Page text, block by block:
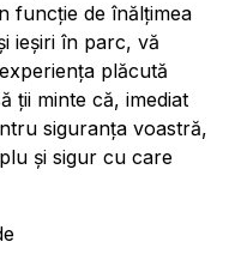
funcție de înălțimea
ieșiri în parc, vă
plăcută
ții minte că, imediat
siguranța voastră,
și sigur cu care